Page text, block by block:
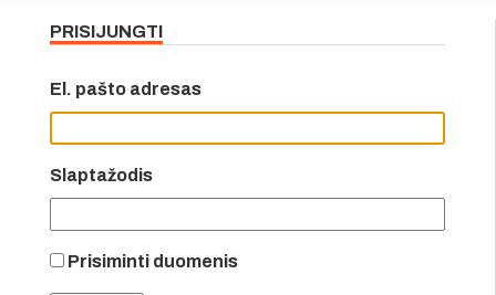
PRISIJUNGTI
El. pašto adresas
Slaptažodis
Prisiminti duomenis